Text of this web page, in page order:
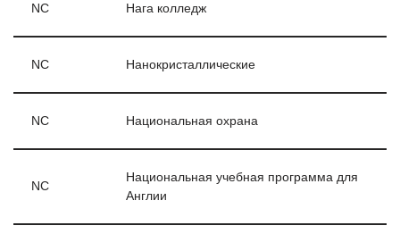
NC Нага колледж
NC Нанокристаллические
NC Национальная охрана
NC
Национальная учебная программа для
Англии